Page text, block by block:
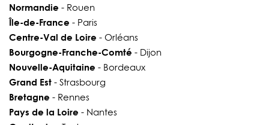
Normandie - Rouen
Île-de-France - Paris
Centre-Val de Loire - Orléans
Bourgogne-Franche-Comté - Dijon
Nouvelle-Aquitaine - Bordeaux
Grand Est- Strasbourg
Bretagne - Rennes
Pays de la Loire - Nantes